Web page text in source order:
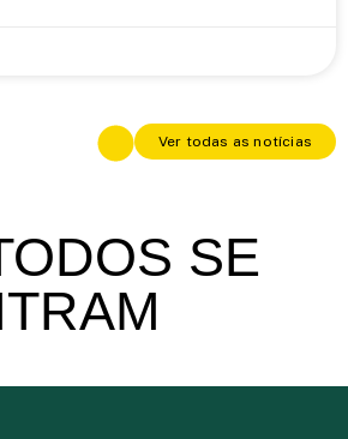
Ver todas as notícias
SE